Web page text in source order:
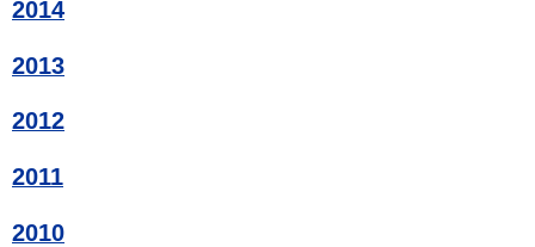
2014
2013
2012
2011
2010